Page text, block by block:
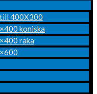
400X300
koniska
raka